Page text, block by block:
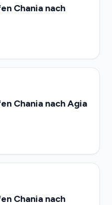
Chania nach
Chania nach Agia
Chania nach